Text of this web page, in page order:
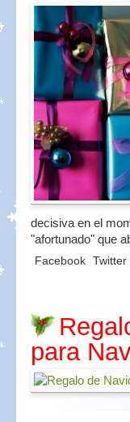
decisiva en el
"afortunado" que
Facebook Twitter
para